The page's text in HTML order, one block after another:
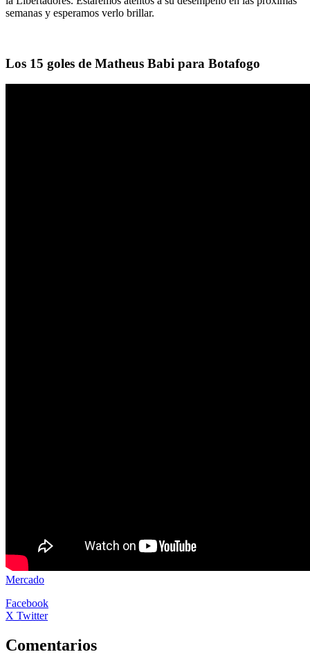
semanas y esperamos verlo brillar.
Los 15 goles de Matheus Babi para Botafogo
Mercado
Facebook
X Twitter
Comentarios